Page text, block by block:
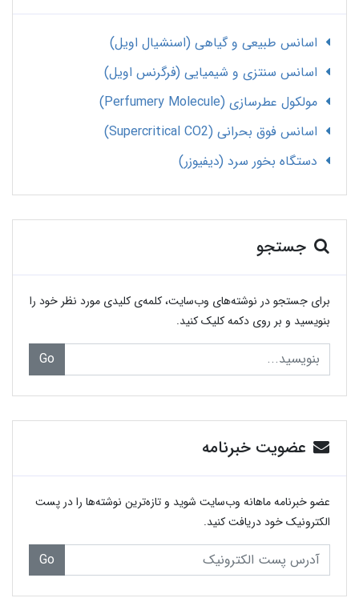
اسانس طبیعی و گیاهی (اسنشیال اویل)
اسانس سنتزی و شیمیایی (فرگرنس اویل)
مولکول عطرسازی (Perfumery Molecule)
اسانس فوق بحرانی (Supercritical CO2)
دستگاه بخور سرد (دیفیوزر)
جستجو
برای جستجو در نوشته‌های وب‌سایت، کلمه‌ی کلیدی مورد نظر خود را
بنویسید و بر روی دکمه کلیک کنید.
Go
عضویت خبرنامه
عضو خبرنامه ماهانه وب‌سایت شوید و تازه‌ترین نوشته‌ها را در پست
الکترونیک خود دریافت کنید.
Go